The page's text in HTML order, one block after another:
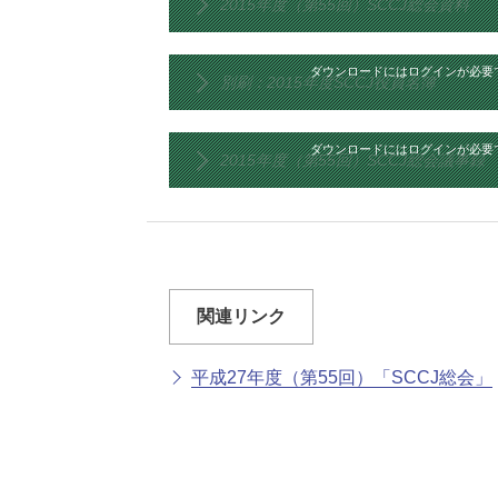
2015年度（第55回）SCCJ総会資料
別刷：2015年度SCCJ役員名簿
ダウンロードにはログインが必要
2015年度（第55回）SCCJ総会議事録
ダウンロードにはログインが必要
関連リンク
平成27年度（第55回）「SCCJ総会」